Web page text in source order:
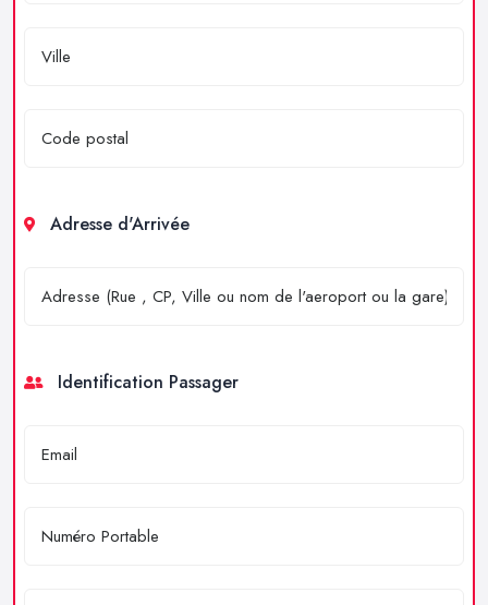
Adresse d'Arrivée
Identification Passager